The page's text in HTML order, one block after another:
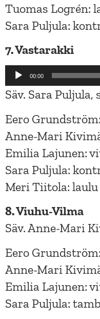
Tuomas Logrén:
Sara Puljula:
7. Vastarakki
Äänitoistin
00:00
Säv. Sara Puljula,
Eero
Anne-Mari
Emilia Lajunen:
Sara Puljula:
Meri Tiitola: laulu
8. Viuhu-Vilma
Säv. Anne-Mari
Eero
Anne-Mari
Emilia Lajunen:
Sara Puljula: